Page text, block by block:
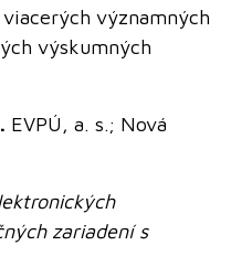
významných
výskumných
EVPÚ, a. s.; Nová
zariadení s